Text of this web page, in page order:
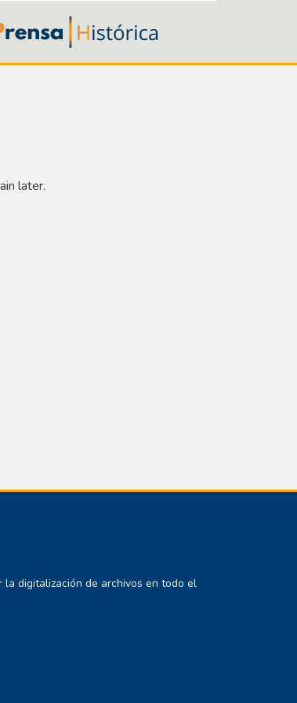
later.
la digitalización de archivos en todo el